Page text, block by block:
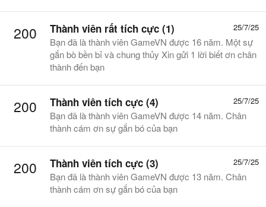
200 25/7/25
Thành viên rất tích cực (1)
Bạn đã là thành viên GameVN được 16 năm. Một sự
gắn bò bền bỉ và chung thủy Xin gửi 1 lời biết ơn chân
thành đến bạn
200 25/7/25
Thành viên tích cực (4)
Bạn đã là thành viên GameVN được 14 năm. Chân
thành cám ơn sự gắn bó của bạn
200 25/7/25
Thành viên tích cực (3)
Bạn đã là thành viên GameVN được 13 năm. Chân
thành cám ơn sự gắn bó của bạn